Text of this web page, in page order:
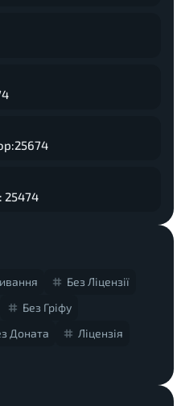
25474
Без Ліцензії
Без Гріфу
Доната
Ліцензія